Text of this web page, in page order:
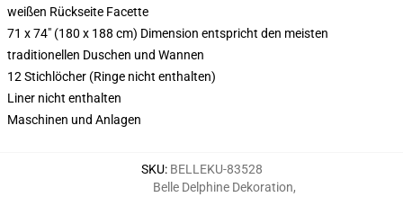
weißen Rückseite Facette
71 x 74" (180 x 188 cm) Dimension entspricht den meisten
traditionellen Duschen und Wannen
12 Stichlöcher (Ringe nicht enthalten)
Liner nicht enthalten
Maschinen und Anlagen
SKU: BELLEKU-83528
Belle Delphine Dekoration,